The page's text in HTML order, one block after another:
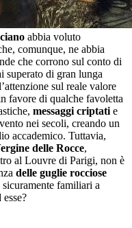
abbia voluto
comunque, ne abbia
che corrono sul conto di
superato di gran lunga
sul reale valore
favore di qualche favoletta
messaggi criptati e
nei secoli, creando un
accademico. Tuttavia,
delle Rocce,
al Louvre di Parigi, non è
delle guglie rocciose
familiari a